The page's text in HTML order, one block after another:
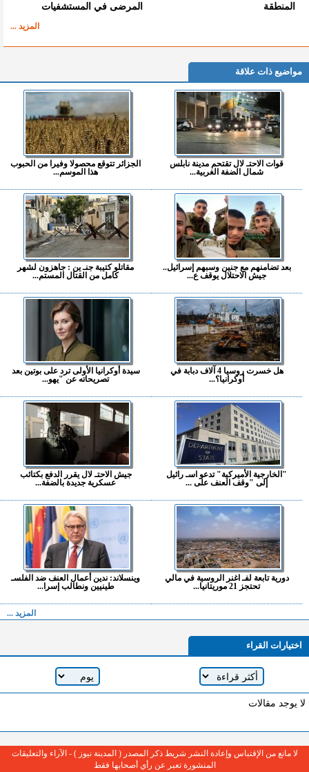
المنطقة
المرضى في المستشفيات
المزيد ...
مواضيع ذات علاقة
قوات الاحتـ لال تقتحم مدينة نابلس
شمال الضفة الغربية...
الجزائر تتوقع محصولا وفيرا من الحبوب
هذا الموسم...
بعد تضامنهم مع جنين وسبهم إسرائيل..
جيش الاحتلال يوقف ع...
مقاتلو كتيبة جنـ ين : جاهزون لشهر
كامل من القتال المستم...
هل خسرت روسيا 4 آلاف دبابة في
أوكرانيا؟...
سيدة أوكرانيا الأولى ترد على بوتين بعد
تصريحاته عن "يهو...
"الخارجية الأميركية" تدعو اسـ رائيل
إلى "وقف العنف على ...
جيش الاحتـ لال يقرر الدفع بكتائب
عسكرية جديدة بالضفة...
دورية تابعة لفـ اغنر الروسية في مالي
تحتجز 21 موريتانيا...
وينسلاند: ندين أعمال العنف ضد الفلسـ
طينيين ونطالب إسرا...
المزيد ...
اختيارات القراء
لا يوجد مقالات
لا مانع من الإقتباس وإعادة النشر شريط ذكر المصدر ( المدينة نيوز ) - الآراء والتعليقات
المنشورة تعبر عن رأي أصحابها فقط